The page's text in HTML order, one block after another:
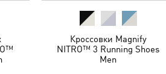
Кроссовки Magnify
NITRO™ 3 Running Shoes
Men